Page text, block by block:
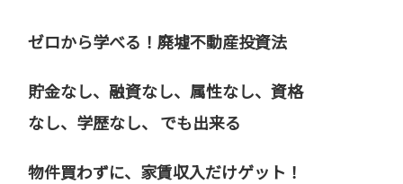
ゼロから学べる！廃墟不動産投資法
貯金なし、融資なし、属性なし、資格
なし、 学歴なし、 でも出来る
物件買わずに、家賃収入だけゲット！